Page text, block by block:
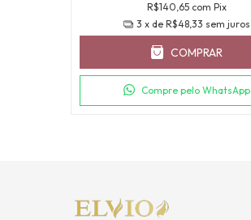
R$140,65 com Pix
3 x de R$48,33 sem juros
COMPRAR
Compre pelo WhatsApp